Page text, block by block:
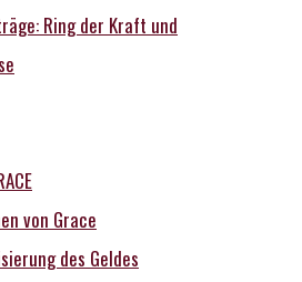
Ring der Kraft und
von Grace
des Geldes